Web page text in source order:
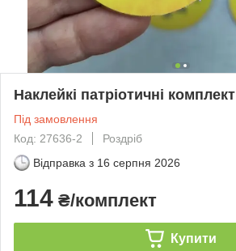
Наклейкі патріотичні комплект
Під замовлення
Код: 27636-2
Роздріб
Відправка з 16 серпня 2026
114 ₴/комплект
Купити